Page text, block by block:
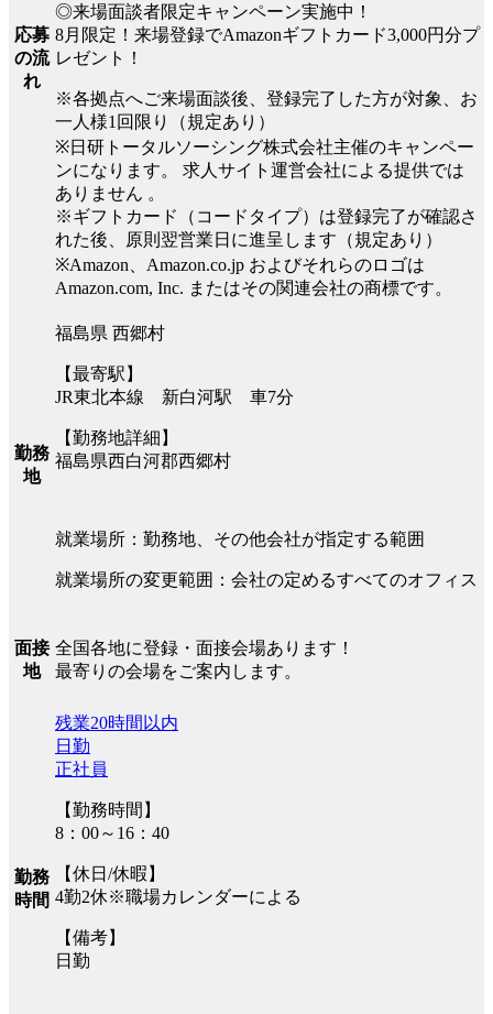
応募
の流
れ
◎来場面談者限定キャンペーン実施中！
8月限定！来場登録でAmazonギフトカード3,000円分プ
レゼント！
※各拠点へご来場面談後、登録完了した方が対象、お
一人様1回限り（規定あり）
※日研トータルソーシング株式会社主催のキャンペー
ンになります。 求人サイト運営会社による提供では
ありません 。
※ギフトカード（コードタイプ）は登録完了が確認さ
れた後、原則翌営業日に進呈します（規定あり）
※Amazon、Amazon.co.jp およびそれらのロゴは
Amazon.com, Inc. またはその関連会社の商標です。
勤務
地
福島県 西郷村
【最寄駅】
JR東北本線 新白河駅 車7分
【勤務地詳細】
福島県西白河郡西郷村
就業場所：勤務地、その他会社が指定する範囲
就業場所の変更範囲：会社の定めるすべてのオフィス
面接
地
全国各地に登録・面接会場あります！
最寄りの会場をご案内します。
勤務
時間
残業20時間以内
日勤
正社員
【勤務時間】
8：00～16：40
【休日/休暇】
4勤2休※職場カレンダーによる
【備考】
日勤